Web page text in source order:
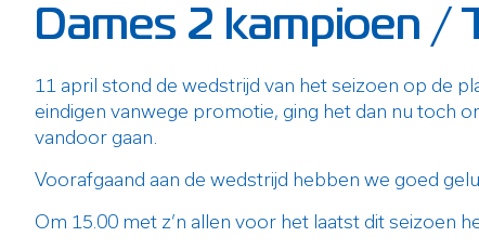
Dames 2 kampioen /
11 april stond de wedstrijd van het seizoen op de
eindigen vanwege promotie, ging het dan nu toch
vandoor gaan.
Voorafgaand aan de wedstrijd hebben we goed
Om 15.00 met z’n allen voor het laatst dit seizoen